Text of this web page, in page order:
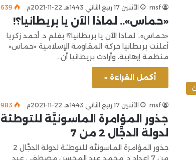
msf الأثنين 17 ربيع الثاني 1443هـ 22-11-2021م 639
«حماس».. لماذا الآن يا بريطانيا؟!
«حماس».. لماذا الآن يا بريطانيا؟! بقلم د. أحمد زكريا
أعلنت بريطانيا حركة المقاومة الإسلامية «حماس»
منظمة إرهابية، وأرادت بريطانيا أن…
أكمل القراءة »
msf الأثنين 17 ربيع الثاني 1443هـ 22-11-2021م 983
جذور المؤامرة الماسونيَّة للتوطئة
لدولة الدجَّال 2 من 7
جذور المؤامرة الماسونيَّة للتوطئة لدولة الدجَّال 2
من 7 إعداد د. محمد عبد المحسن مصطفى عبد